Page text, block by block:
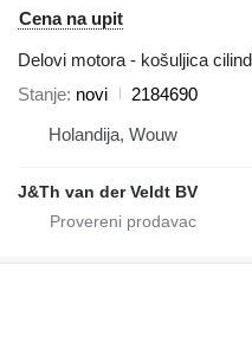
Cena na upit
Delovi motora - košuljica
Stanje novi
2184690
Holandija, Wouw
J&Th van der Veldt BV